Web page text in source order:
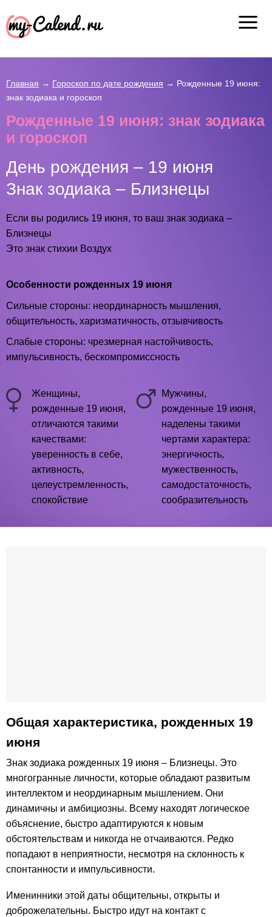
Главная → Гороскоп по дате рождения → Рожденные 19 июня:
знак зодиака и гороскоп
Рожденные 19 июня: знак зодиака
и гороскоп
День рождения – 19 июня
Знак зодиака – Близнецы
Если вы родились 19 июня, то ваш знак зодиака –
Близнецы
Это знак стихии Воздух
Особенности рожденных 19 июня
Сильные стороны: неординарность мышления,
общительность, харизматичность, отзывчивость
Слабые стороны: чрезмерная настойчивость,
импульсивность, бескомпромиссность
Женщины,
рожденные 19 июня,
отличаются такими
качествами:
уверенность в себе,
активность,
целеустремленность,
спокойствие
Мужчины,
рожденные 19 июня,
наделены такими
чертами характера:
энергичность,
мужественность,
самодостаточность,
сообразительность
Общая характеристика, рожденных 19
июня
Знак зодиака рожденных 19 июня – Близнецы. Это
многогранные личности, которые обладают развитым
интеллектом и неординарным мышлением. Они
динамичны и амбициозны. Всему находят логическое
объяснение, быстро адаптируются к новым
обстоятельствам и никогда не отчаиваются. Редко
попадают в неприятности, несмотря на склонность к
спонтанности и импульсивности.
Именинники этой даты общительны, открыты и
доброжелательны. Быстро идут на контакт с